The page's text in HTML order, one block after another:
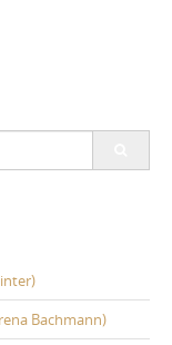
Bachmann)